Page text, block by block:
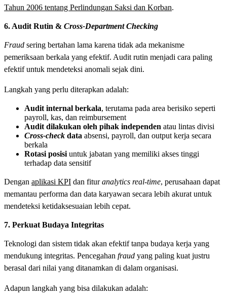
Tahun 2006 tentang Perlindungan Saksi dan Korban.
6. Audit Rutin & Cross-Department Checking
Fraud sering bertahan lama karena tidak ada mekanisme
pemeriksaan berkala yang efektif. Audit rutin menjadi cara paling
efektif untuk mendeteksi anomali sejak dini.
Langkah yang perlu diterapkan adalah:
Audit internal berkala, terutama pada area berisiko seperti
payroll, kas, dan reimbursement
Audit dilakukan oleh pihak independen atau lintas divisi
Cross-check data absensi, payroll, dan output kerja secara
berkala
Rotasi posisi untuk jabatan yang memiliki akses tinggi
terhadap data sensitif
Dengan aplikasi KPI dan fituranalytics real-time, perusahaan dapat
memantau performa dan data karyawan secara lebih akurat untuk
mendeteksi ketidaksesuaian lebih cepat.
7. Perkuat Budaya Integritas
Teknologi dan sistem tidak akan efektif tanpa budaya kerja yang
mendukung integritas. Pencegahan fraud yang paling kuat justru
berasal dari nilai yang ditanamkan di dalam organisasi.
Adapun langkah yang bisa dilakukan adalah: